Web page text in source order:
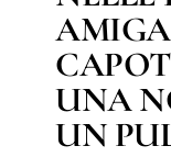
UNA
UN